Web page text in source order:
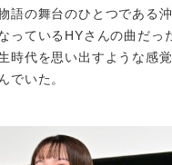
語の舞台のひとつである沖
っているHYさんの曲だっ
時代を思い出すような感
でいた。